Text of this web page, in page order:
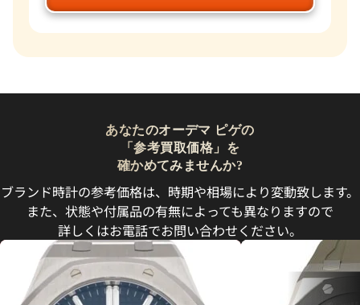
あなたのオーデマ ピゲの
「参考買取価格」を
確かめてみませんか?
ブランド時計の参考価格は、時期や相場により変動致します。
また、状態や付属品の有無によっても異なりますので
詳しくはお電話でお問い合わせください。